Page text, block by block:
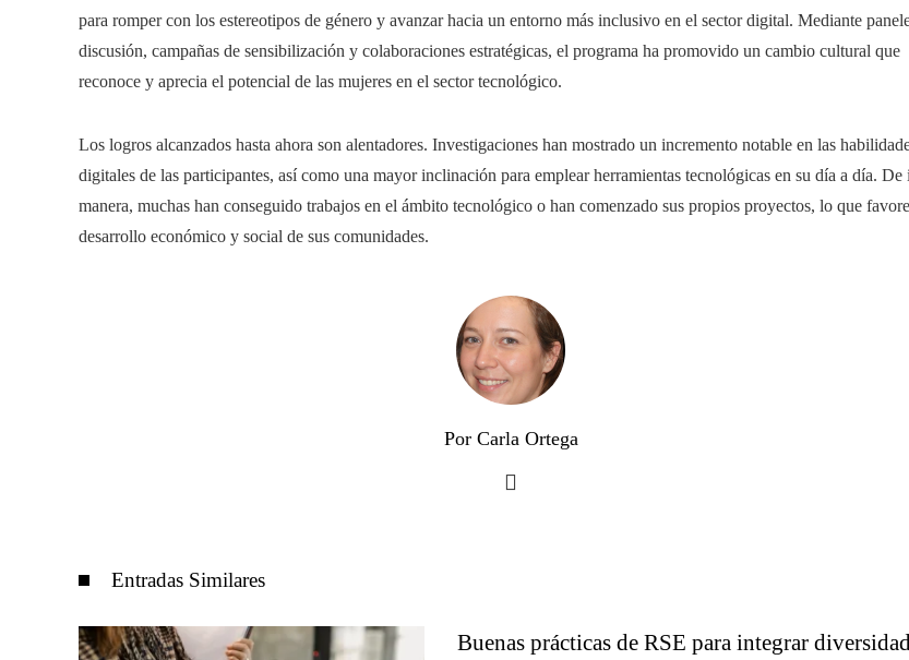
para romper con los estereotipos de género y avanzar hacia un entorno más inclusivo en el sector digital. Mediante
discusión, campañas de sensibilización y colaboraciones estratégicas, el programa ha promovido un cambio cultural que
reconoce y aprecia el potencial de las mujeres en el sector tecnológico.​
Los logros alcanzados hasta ahora son alentadores. Investigaciones han mostrado un incremento notable en las
digitales de las participantes, así como una mayor inclinación para emplear herramientas tecnológicas en su día a día. De
manera, muchas han conseguido trabajos en el ámbito tecnológico o han comenzado sus propios proyectos, lo que
desarrollo económico y social de sus comunidades.
Por Carla Ortega
Entradas Similares
Buenas prácticas de RSE para integrar